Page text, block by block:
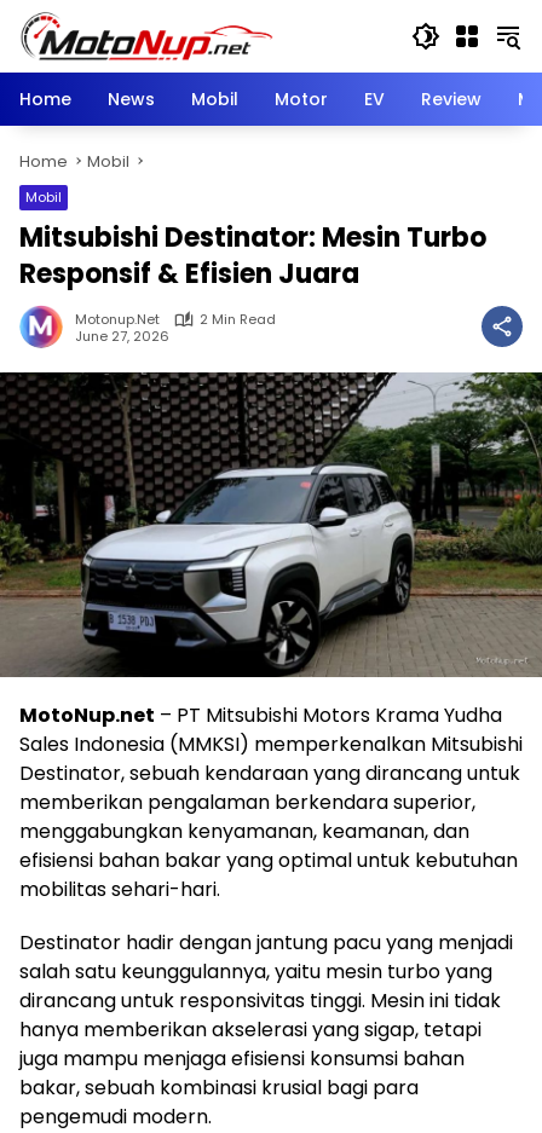
Skip
content
Home
News Mobil Motor EV Review
Home Mobil
Mobil
Mitsubishi Destinator: Mesin Turbo
Responsif & Efisien Juara
Motonup.net
2 Min Read
June 27, 2026
MotoNup.net – PT Mitsubishi Motors Krama Yudha
Sales Indonesia (MMKSI) memperkenalkan Mitsubishi
Destinator, sebuah kendaraan yang dirancang untuk
memberikan pengalaman berkendara superior,
menggabungkan kenyamanan, keamanan, dan
efisiensi bahan bakar yang optimal untuk kebutuhan
mobilitas sehari-hari.
Destinator hadir dengan jantung pacu yang menjadi
salah satu keunggulannya, yaitu mesin turbo yang
dirancang untuk responsivitas tinggi. Mesin ini tidak
hanya memberikan akselerasi yang sigap, tetapi
juga mampu menjaga efisiensi konsumsi bahan
bakar, sebuah kombinasi krusial bagi para
pengemudi modern.